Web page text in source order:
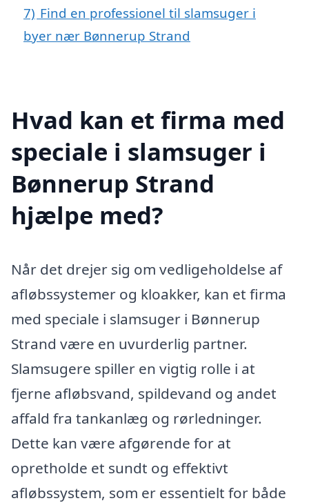
7) Find en professionel til slamsuger i
byer nær Bønnerup Strand
Hvad kan et firma med
speciale i slamsuger i
Bønnerup Strand
hjælpe med?
Når det drejer sig om vedligeholdelse af
afløbssystemer og kloakker, kan et firma
med speciale i slamsuger i Bønnerup
Strand være en uvurderlig partner.
Slamsugere spiller en vigtig rolle i at
fjerne afløbsvand, spildevand og andet
affald fra tankanlæg og rørledninger.
Dette kan være afgørende for at
opretholde et sundt og effektivt
afløbssystem, som er essentielt for både